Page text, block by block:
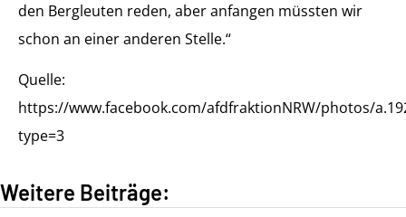
den Bergleuten reden, aber anfangen müssten wir
schon an einer anderen Stelle.“
Quelle:
https://www.facebook.com/afdfraktionNRW/photos/
type=3
Weitere Beiträge: